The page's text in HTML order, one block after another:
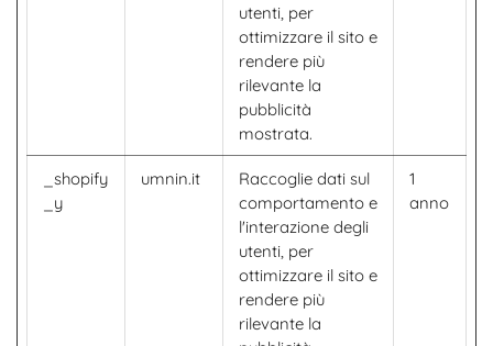
utenti, per
ottimizzare il sito e
rendere più
rilevante la
pubblicità
mostrata.
_shopify
_y
umnin.it
Raccoglie dati sul
comportamento e
l'interazione degli
utenti, per
ottimizzare il sito e
rendere più
rilevante la
1
anno